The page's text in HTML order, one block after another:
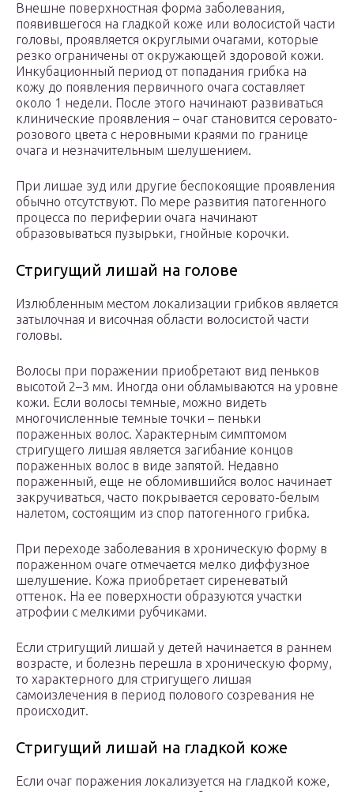
Внешне поверхностная форма заболевания,
появившегося на гладкой коже или волосистой части
головы, проявляется округлыми очагами, которые
резко ограничены от окружающей здоровой кожи.
Инкубационный период от попадания грибка на
кожу до появления первичного очага составляет
около 1 недели. После этого начинают развиваться
клинические проявления – очаг становится серовато-
розового цвета с неровными краями по границе
очага и незначительным шелушением.
При лишае зуд или другие беспокоящие проявления
обычно отсутствуют. По мере развития патогенного
процесса по периферии очага начинают
образовываться пузырьки, гнойные корочки.
Стригущий лишай на голове
Излюбленным местом локализации грибков является
затылочная и височная области волосистой части
головы.
Волосы при поражении приобретают вид пеньков
высотой 2–3 мм. Иногда они обламываются на уровне
кожи. Если волосы темные, можно видеть
многочисленные темные точки – пеньки
пораженных волос. Характерным симптомом
стригущего лишая является загибание концов
пораженных волос в виде запятой. Недавно
пораженный, еще не обломившийся волос начинает
закручиваться, часто покрывается серовато-белым
налетом, состоящим из спор патогенного грибка.
При переходе заболевания в хроническую форму в
пораженном очаге отмечается мелко диффузное
шелушение. Кожа приобретает сиреневатый
оттенок. На ее поверхности образуются участки
атрофии с мелкими рубчиками.
Если стригущий лишай у детей начинается в раннем
возрасте, и болезнь перешла в хроническую форму,
то характерного для стригущего лишая
самоизлечения в период полового созревания не
происходит.
Стригущий лишай на гладкой коже
Если очаг поражения локализуется на гладкой коже,